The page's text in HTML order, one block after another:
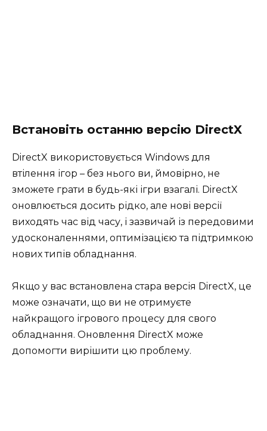
Встановіть останню версію DirectX
DirectX використовується Windows для
втілення ігор – без нього ви, ймовірно, не
зможете грати в будь-які ігри взагалі. DirectX
оновлюється досить рідко, але нові версії
виходять час від часу, і зазвичай із передовими
удосконаленнями, оптимізацією та підтримкою
нових типів обладнання.
Якщо у вас встановлена ​​стара версія DirectX, це
може означати, що ви не отримуєте
найкращого ігрового процесу для свого
обладнання. Оновлення DirectX може
допомогти вирішити цю проблему.